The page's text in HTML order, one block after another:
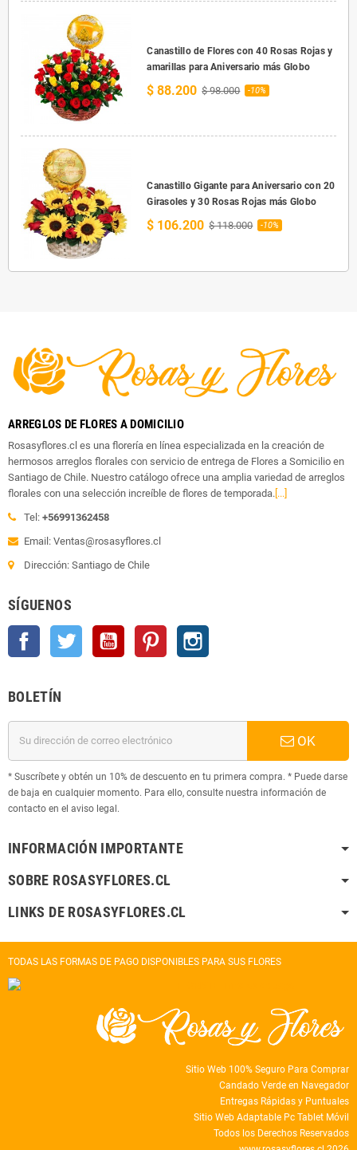
Canastillo de Flores con 40 Rosas Rojas y
amarillas para Aniversario más Globo
$ 88.200 $ 98.000 -10%
Canastillo Gigante para Aniversario con 20
Girasoles y 30 Rosas Rojas más Globo
$ 106.200 $ 118.000 -10%
ARREGLOS DE FLORES A DOMICILIO
Rosasyflores.cl es una florería en línea especializada en la creación de
hermosos arreglos florales con servicio de entrega de Flores a Somicilio en
Santiago de Chile. Nuestro catálogo ofrece una amplia variedad de arreglos
florales con una selección increíble de flores de temporada. [...]
Tel: +56991362458
Email: Ventas@rosasyflores.cl
Dirección: Santiago de Chile
SÍGUENOS
Facebook Twitter YouTube Pinterest
BOLETÍN
OK
* Suscríbete y obtén un 10% de descuento en tu primera compra. * Puede darse
de baja en cualquier momento. Para ello, consulte nuestra información de
contacto en el aviso legal.
INFORMACIÓN IMPORTANTE
SOBRE ROSASYFLORES.CL
LINKS DE ROSASYFLORES.CL
TODAS LAS FORMAS DE PAGO DISPONIBLES PARA SUS FLORES
Sitio Web 100% Seguro Para Comprar
Candado Verde en Navegador
Entregas Rápidas y Puntuales
Sitio Web Adaptable Pc Tablet Móvil
Todos los Derechos Reservados